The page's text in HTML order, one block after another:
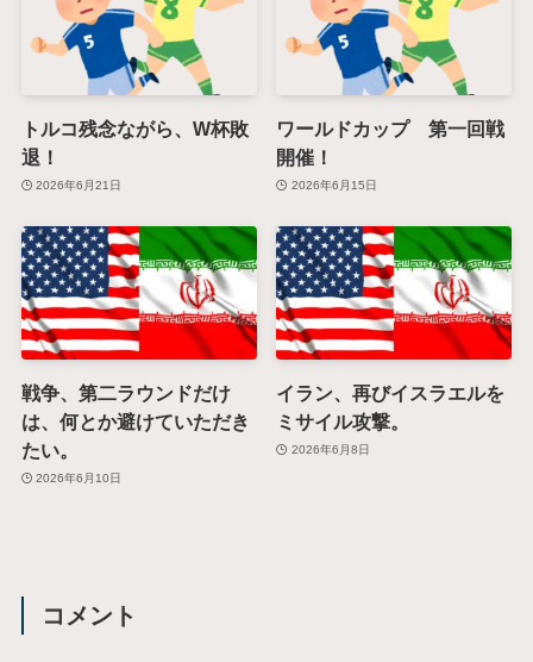
トルコ残念ながら、W杯敗
退！
2026年6月21日
ワールドカップ 第一回戦
開催！
2026年6月15日
戦争、第二ラウンドだけ
は、何とか避けていただき
たい。
2026年6月10日
イラン、再びイスラエルを
ミサイル攻撃。
2026年6月8日
コメント